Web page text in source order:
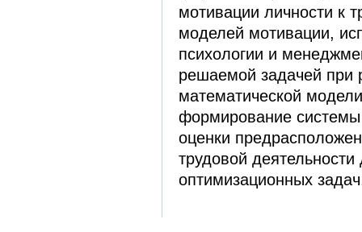
мотивации личности к
моделей мотивации,
психологии и
решаемой задачей при
математической
формирование системы
оценки
трудовой
оптимизационных